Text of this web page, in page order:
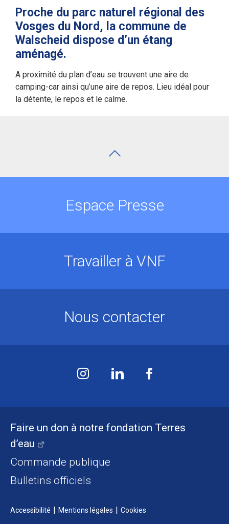
Proche du parc naturel régional des
Vosges du Nord, la commune de
Walscheid dispose d’un étang
aménagé.
A proximité du plan d’eau se trouvent une aire de
camping-car ainsi qu’une aire de repos. Lieu idéal pour
la détente, le repos et le calme.
Faire un don à notre fondation Terres
d’eau
Commande publique
Bulletins officiels
Accessibilité Mentions légales Cookies
Espace Presse
Travailler à VNF
Nous contacter